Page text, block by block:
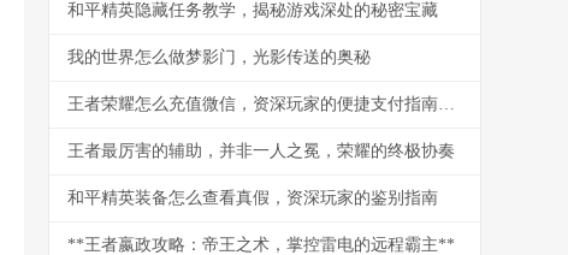
和平精英隐藏任务教学，揭秘游戏深处的秘密宝藏
我的世界怎么做梦影门，光影传送的奥秘
王者荣耀怎么充值微信，资深玩家的便捷支付指南，副标题，从零开始掌握安全充值全流程
王者最厉害的辅助，并非一人之冕，荣耀的终极协奏
和平精英装备怎么查看真假，资深玩家的鉴别指南
**王者嬴政攻略：帝王之术，掌控雷电的远程霸主**